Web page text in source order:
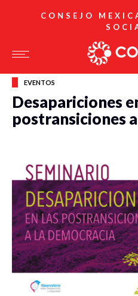
CONSEJO
EVENTOS
Desapariciones
postransiciones